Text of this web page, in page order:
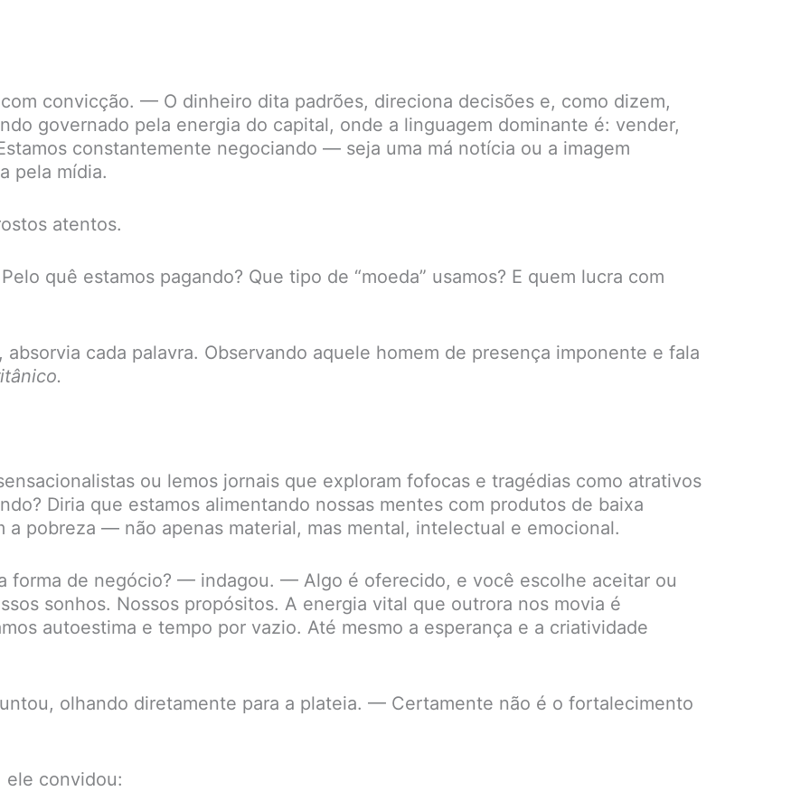
convicção. — O dinheiro dita padrões, direciona decisões e, como dizem,
governado pela energia do capital, onde a linguagem dominante é: vender,
constantemente negociando — seja uma má notícia ou a imagem
pela mídia.
atentos.
quê estamos pagando? Que tipo de “moeda” usamos? E quem lucra com
cada palavra. Observando aquele homem de presença imponente e fala
ou lemos jornais que exploram fofocas e tragédias como atrativos
Diria que estamos alimentando nossas mentes com produtos de baixa
a pobreza — não apenas material, mas mental, intelectual e emocional.
forma de negócio? — indagou. — Algo é oferecido, e você escolhe aceitar ou
sonhos. Nossos propósitos. A energia vital que outrora nos movia é
autoestima e tempo por vazio. Até mesmo a esperança e a criatividade
olhando diretamente para a plateia. — Certamente não é o fortalecimento
ele convidou: